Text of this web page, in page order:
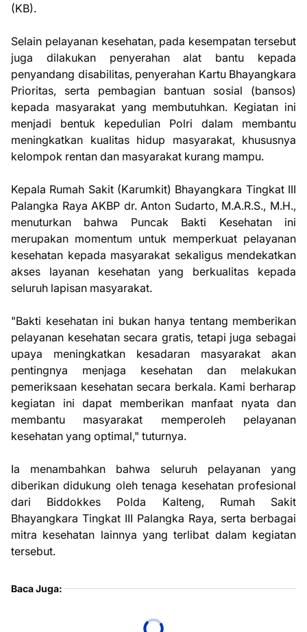
(KB).
Selain pelayanan kesehatan, pada kesempatan tersebut
juga dilakukan penyerahan alat bantu kepada
penyandang disabilitas, penyerahan Kartu Bhayangkara
Prioritas, serta pembagian bantuan sosial (bansos)
kepada masyarakat yang membutuhkan. Kegiatan ini
menjadi bentuk kepedulian Polri dalam membantu
meningkatkan kualitas hidup masyarakat, khususnya
kelompok rentan dan masyarakat kurang mampu.
Kepala Rumah Sakit (Karumkit) Bhayangkara Tingkat III
Palangka Raya AKBP dr. Anton Sudarto, M.A.R.S., M.H.,
menuturkan bahwa Puncak Bakti Kesehatan ini
merupakan momentum untuk memperkuat pelayanan
kesehatan kepada masyarakat sekaligus mendekatkan
akses layanan kesehatan yang berkualitas kepada
seluruh lapisan masyarakat.
"Bakti kesehatan ini bukan hanya tentang memberikan
pelayanan kesehatan secara gratis, tetapi juga sebagai
upaya meningkatkan kesadaran masyarakat akan
pentingnya menjaga kesehatan dan melakukan
pemeriksaan kesehatan secara berkala. Kami berharap
kegiatan ini dapat memberikan manfaat nyata dan
membantu masyarakat memperoleh pelayanan
kesehatan yang optimal," tuturnya.
Ia menambahkan bahwa seluruh pelayanan yang
diberikan didukung oleh tenaga kesehatan profesional
dari Biddokkes Polda Kalteng, Rumah Sakit
Bhayangkara Tingkat III Palangka Raya, serta berbagai
mitra kesehatan lainnya yang terlibat dalam kegiatan
tersebut.
Baca Juga: